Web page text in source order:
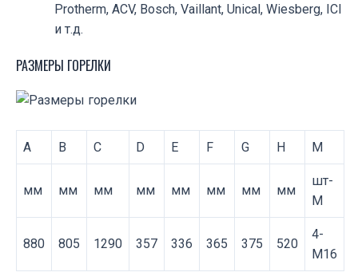
Protherm, ACV, Bosch, Vaillant, Unical, Wiesberg, ICI
и т.д.
РАЗМЕРЫ ГОРЕЛКИ
A B C D E F G H M
мм мм мм мм мм мм мм мм
шт-
М
880 805 1290 357 336 365 375 520
4-
M16